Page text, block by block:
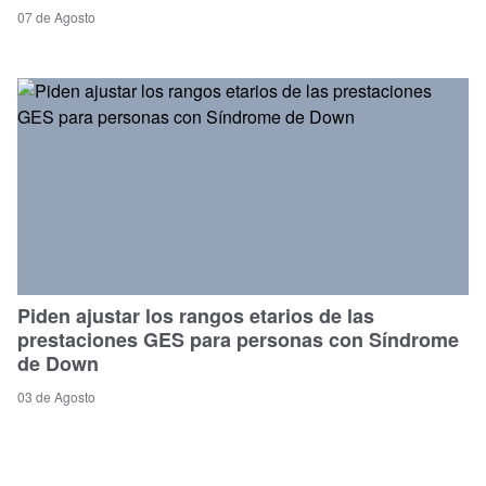
07 de Agosto
Piden ajustar los rangos etarios de las
prestaciones GES para personas con Síndrome
de Down
03 de Agosto